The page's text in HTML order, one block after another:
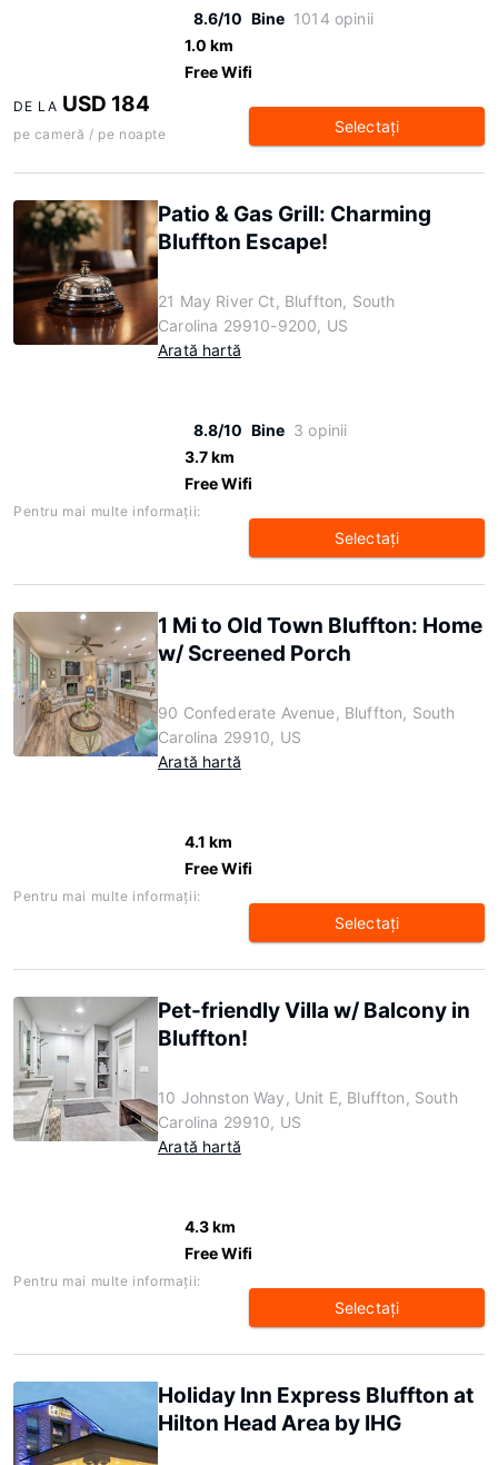
8.6/10 Bine 1014 opinii
1.0 km
Free Wifi
DE LA USD 184
pe cameră / pe noapte Selectaţi
Patio & Gas Grill: Charming
Bluffton Escape!
21 May River Ct, Bluffton, South
Carolina 29910-9200, US
Arată hartă
8.8/10 Bine 3 opinii
3.7 km
Free Wifi
Pentru mai multe informaţii:
Selectaţi
1 Mi to Old Town Bluffton: Home
w/ Screened Porch
90 Confederate Avenue, Bluffton, South
Carolina 29910, US
Arată hartă
4.1 km
Free Wifi
Pentru mai multe informaţii:
Selectaţi
Pet-friendly Villa w/ Balcony in
Bluffton!
10 Johnston Way, Unit E, Bluffton, South
Carolina 29910, US
Arată hartă
4.3 km
Free Wifi
Pentru mai multe informaţii:
Selectaţi
Holiday Inn Express Bluffton at
Hilton Head Area by IHG